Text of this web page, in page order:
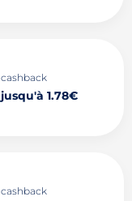
cashback
jusqu'à 1.78€
cashback